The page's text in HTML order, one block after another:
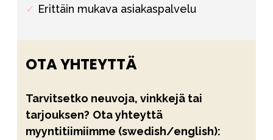
✓ Erittäin mukava asiakaspalvelu
OTA YHTEYTTÄ
Tarvitsetko neuvoja, vinkkejä tai
tarjouksen? Ota yhteyttä
myyntitiimiimme (swedish/english):